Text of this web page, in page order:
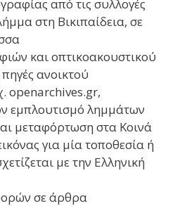
από τις συλλογές
στη Βικιπαίδεια, σε
και οπτικοακουστικού
ανοικτού
openarchives.gr,
εμπλουτισμό λημμάτων
μεταφόρτωση στα Κοινά
για μία τοποθεσία ή
με την Ελληνική
σε άρθρα